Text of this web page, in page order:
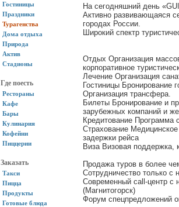
Гостиницы
Праздники
Турагенства
Дома отдыха
Природа
Актив
Стадионы
Где поесть
Рестораны
Кафе
Бары
Кулинария
Кофейни
Пиццерии
Заказать
Такси
Пицца
Продукты
Готовые блюда
На сегодняшний день
Активно развивающаяся
городах России.
Широкий спектр
Отдых Организация
корпоративное
Лечение Организация
Гостиницы Бронирование
Организация трансфера.
Билеты Бронирование и
зарубежных компаний и
Кредитование Программа
Страхование
задержки рейса
Виза Визовая поддержка,
Продажа туров в более
Сотрудничество только с
Современный call-центр с
(Магнитогорск)
Форум спецпредложений